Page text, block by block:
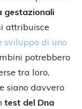
gestazionali
attribuisce
sviluppo di uno
potrebbero
tra loro,
siano davvero
test del Dna